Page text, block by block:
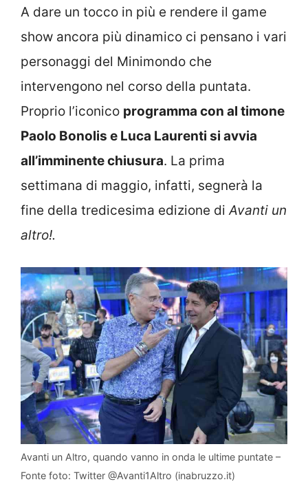
A dare un tocco in più e rendere il game
show ancora più dinamico ci pensano i vari
personaggi del Minimondo che
intervengono nel corso della puntata.
Proprio l’iconico programma con al timone
Paolo Bonolis e Luca Laurenti si avvia
all’imminente chiusura. La prima
settimana di maggio, infatti, segnerà la
fine della tredicesima edizione diAvanti un
altro!.
Avanti un Altro, quando vanno in onda le ultime puntate –
Fonte foto: Twitter @Avanti1Altro (inabruzzo.it)